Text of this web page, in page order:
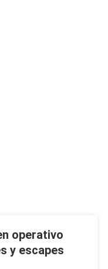
operativo
y escapes